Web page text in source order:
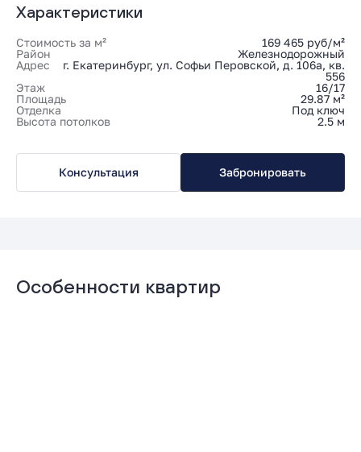
Характеристики
Стоимость за м²
169 465 руб/м²
Район
Железнодорожный
Адрес
г. Екатеринбург, ул. Софьи Перовской, д. 106а, кв.
556
Этаж
16/17
Площадь
29.87 м²
Отделка
Под ключ
Высота потолков
2.5 м
Консультация Забронировать
Особенности квартир